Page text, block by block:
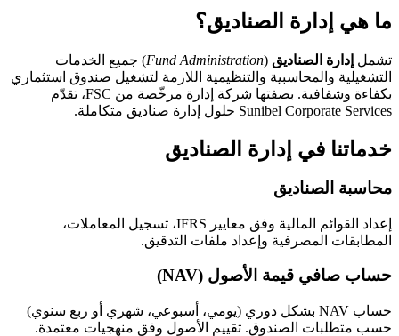
ما هي إدارة الصناديق؟
تشمل إدارة الصناديق (
Fund Administration) جميع الخدمات
التشغيلية والمحاسبية والتنظيمية اللازمة لتشغيل صندوق استثماري
بكفاءة وشفافية. بصفتها شركة إدارة مرخّصة من FSC، تقدّم
Sunibel Corporate Services حلول إدارة صناديق متكاملة.
خدماتنا في إدارة الصناديق
محاسبة الصناديق
إعداد القوائم المالية وفق معايير IFRS، تسجيل المعاملات،
المطابقات المصرفية وإعداد ملفات التدقيق.
حساب صافي قيمة الأصول (NAV)
حساب NAV بشكل دوري (يومي، أسبوعي، شهري أو ربع سنوي)
حسب متطلبات الصندوق. تقييم الأصول وفق منهجيات معتمدة.